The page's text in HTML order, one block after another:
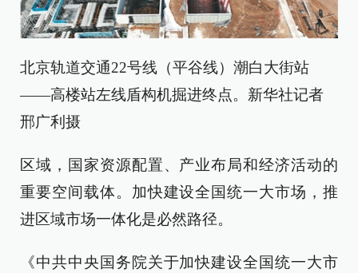
北京轨道交通22号线（平谷线）潮白大街站
——高楼站左线盾构机掘进终点。新华社记者
邢广利摄
区域，国家资源配置、产业布局和经济活动的
重要空间载体。加快建设全国统一大市场，推
进区域市场一体化是必然路径。
《中共中央国务院关于加快建设全国统一大市